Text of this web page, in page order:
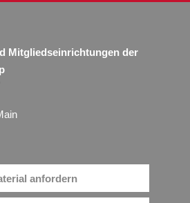
Mitgliedseinrichtungen der
anfordern